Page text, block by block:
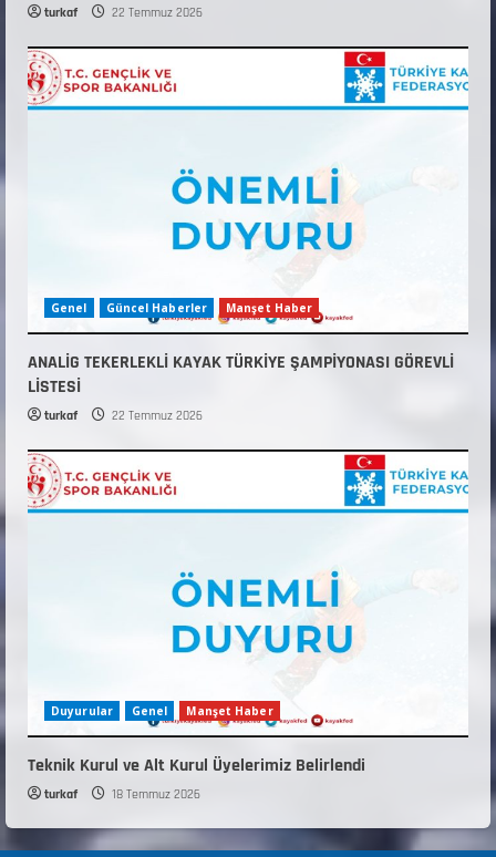
turkaf 22 Temmuz 2026
Genel Güncel Haberler Manşet Haber
ANALİG TEKERLEKLİ KAYAK TÜRKİYE ŞAMPİYONASI GÖREVLİ
LİSTESİ
turkaf 22 Temmuz 2026
Duyurular Genel Manşet Haber
Teknik Kurul ve Alt Kurul Üyelerimiz Belirlendi
turkaf 18 Temmuz 2026